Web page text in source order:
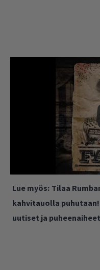
Lue myös: Tilaa
kahvitauolla
uutiset ja